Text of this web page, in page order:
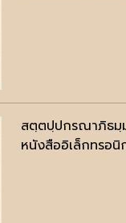
สตฺตปฺปกรณาภิธมฺ
หนังสืออิเล็กทรอนิ